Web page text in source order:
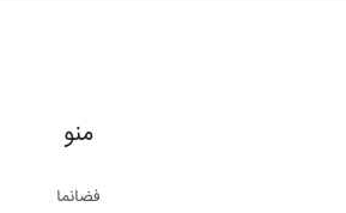
منو
فضانما